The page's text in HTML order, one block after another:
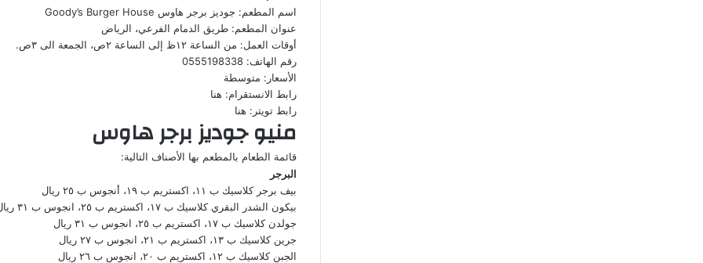
اسم المطعم: جوديز برجر هاوس Goody’s Burger House
عنوان المطعم: طريق الدمام الفرعي، الرياض
أوقات العمل: من الساعة ١٢ظ إلى الساعة ٢ص، الجمعة الى ٣ص.
رقم الهاتف: 0555198338
الأسعار: متوسطة
رابط الانستقرام: هنا
رابط تويتر: هنا
منيو جوديز برجر هاوس
قائمة الطعام بالمطعم بها الأصناف التالية:
البرجر
بيف برجر كلاسيك ب ١١، اكستريم ب ١٩، أنجوس ب ٢٥ ريال
بيكون الشدر البقري كلاسيك ب ١٧، اكستريم ب ٢٥، انجوس ب ٣١ ريال
جولدن كلاسيك ب ١٧، اكستريم ب ٢٥، انجوس ب ٣١ ريال
جرين كلاسيك ب ١٣، اكستريم ب ٢١، انجوس ب ٢٧ ريال
الجبن كلاسيك ب ١٢، اكستريم ب ٢٠، انجوس ب ٢٦ ريال